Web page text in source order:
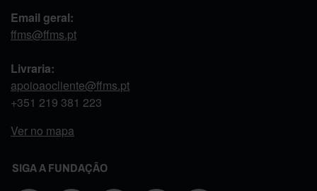
Email geral:
ffms@ffms.pt
Livraria:
apoioaocliente@ffms.pt
+351 219 381 223
Ver no mapa
SIGA A FUNDAÇÃO